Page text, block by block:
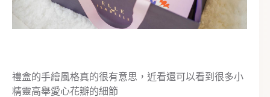
禮盒的手繪風格真的很有意思，近看還可以看到很多小
精靈高舉愛心花瓣的細節